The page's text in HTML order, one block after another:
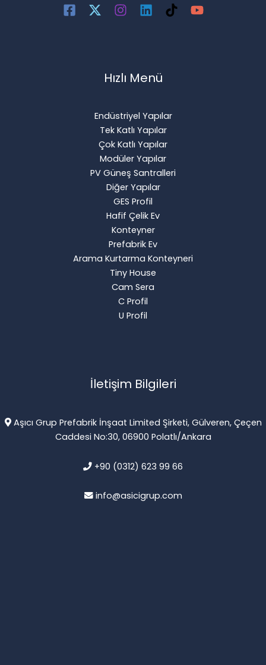
Hızlı Menü
Endüstriyel Yapılar
Tek Katlı Yapılar
Çok Katlı Yapılar
Modüler Yapılar
PV Güneş Santralleri
Diğer Yapılar
GES Profil
Hafif Çelik Ev
Konteyner
Prefabrik Ev
Arama Kurtarma Konteyneri
Tiny House
Cam Sera
C Profil
U Profil
İletişim Bilgileri
Aşıcı Grup Prefabrik İnşaat Limited Şirketi, Gülveren, Çeçen
Caddesi No:30, 06900 Polatlı/Ankara
+90 (0312) 623 99 66
info@asicigrup.com